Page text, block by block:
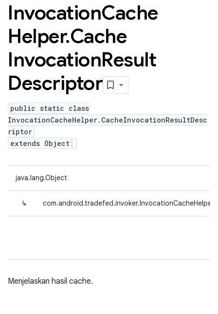
InvocationCache
Helper.Cache
InvocationResult
Descriptor
public static class
InvocationCacheHelper.CacheInvocationResultDesc
riptor
extends Object
java.lang.Object
↳
Menjelaskan hasil cache.